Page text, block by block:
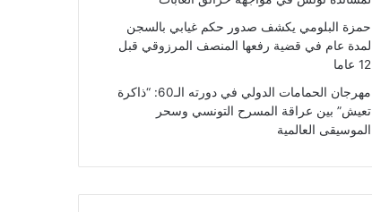
حمزة البلومي يكشف صدور حكم غيابي بالسجن
لمدة عام في قضية رفعها المنصف المرزوقي قبل
12 عاما
مهرجان الحمامات الدولي في دورته الـ60: “ذاكرة
تعيش” بين عراقة المسرح التونسي وسحر
الموسيقى العالمية